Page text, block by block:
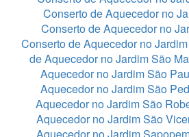
Conserto de Aquecedor no
Conserto de Aquecedor no
Conserto de Aquecedor no
de Aquecedor no Jardim São
Aquecedor no Jardim São
Aquecedor no Jardim São
Aquecedor no Jardim São
Aquecedor no Jardim São